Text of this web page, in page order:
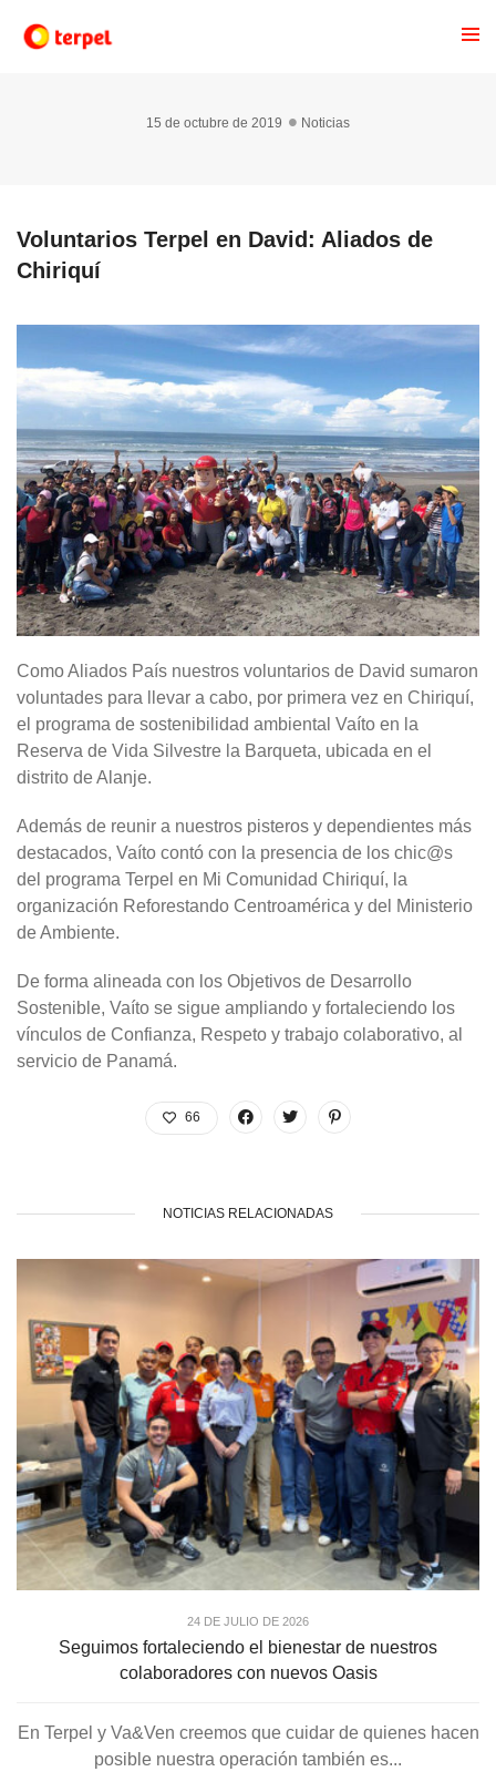
15 de octubre de 2019 Noticias
Voluntarios Terpel en David: Aliados de
Chiriquí
Como Aliados País nuestros voluntarios de David sumaron
voluntades para llevar a cabo, por primera vez en Chiriquí,
el programa de sostenibilidad ambiental Vaíto en la
Reserva de Vida Silvestre la Barqueta, ubicada en el
distrito de Alanje.
Además de reunir a nuestros pisteros y dependientes más
destacados, Vaíto contó con la presencia de los chic@s
del programa Terpel en Mi Comunidad Chiriquí, la
organización Reforestando Centroamérica y del Ministerio
de Ambiente.
De forma alineada con los Objetivos de Desarrollo
Sostenible, Vaíto se sigue ampliando y fortaleciendo los
vínculos de Confianza, Respeto y trabajo colaborativo, al
servicio de Panamá.
66
NOTICIAS RELACIONADAS
24 DE JULIO DE 2026
Seguimos fortaleciendo el bienestar de nuestros
colaboradores con nuevos Oasis
En Terpel y Va&Ven creemos que cuidar de quienes hacen
posible nuestra operación también es...